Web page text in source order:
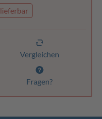
Vergleichen
Fragen?